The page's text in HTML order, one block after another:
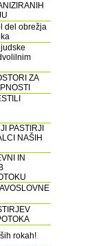
del obrežja
ZA
PASTIRJI
NAŠIH
IN
rokah!